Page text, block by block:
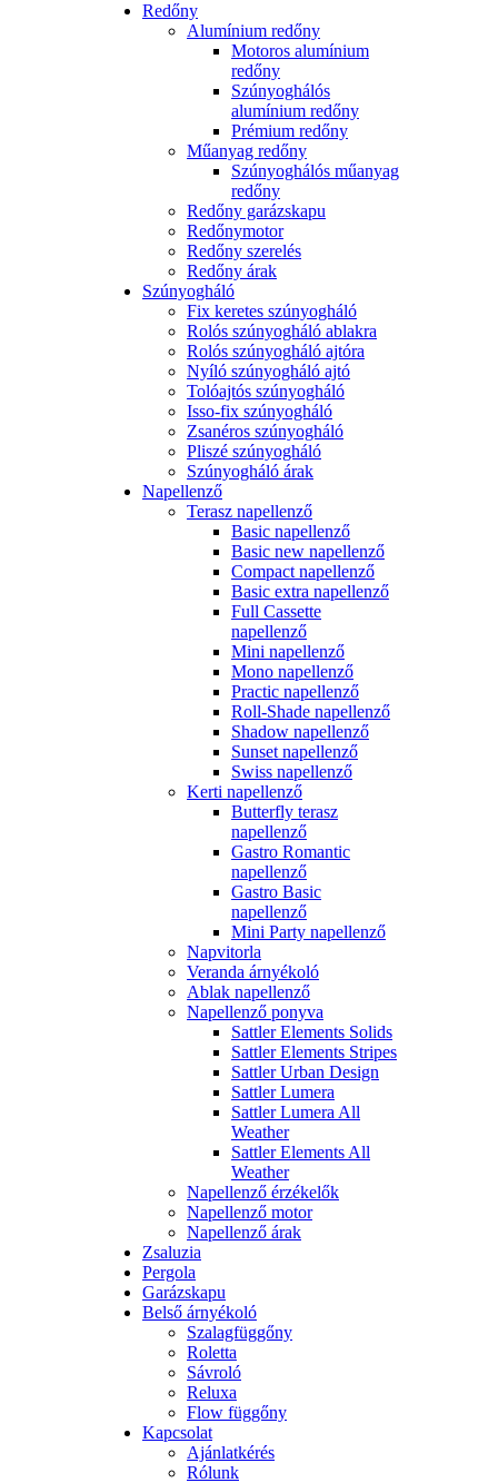
Redőny
Alumínium redőny
Motoros alumínium
redőny
Szúnyoghálós
alumínium redőny
Prémium redőny
Műanyag redőny
Szúnyoghálós műanyag
redőny
Redőny garázskapu
Redőnymotor
Redőny szerelés
Redőny árak
Szúnyogháló
Fix keretes szúnyogháló
Rolós szúnyogháló ablakra
Rolós szúnyogháló ajtóra
Nyíló szúnyogháló ajtó
Tolóajtós szúnyogháló
Isso-fix szúnyogháló
Zsanéros szúnyogháló
Pliszé szúnyogháló
Szúnyogháló árak
Napellenző
Terasz napellenző
Basic napellenző
Basic new napellenző
Compact napellenző
Basic extra napellenző
Full Cassette
napellenző
Mini napellenző
Mono napellenző
Practic napellenző
Roll-Shade napellenző
Shadow napellenző
Sunset napellenző
Swiss napellenző
Kerti napellenző
Butterfly terasz
napellenző
Gastro Romantic
napellenző
Gastro Basic
napellenző
Mini Party napellenző
Napvitorla
Veranda árnyékoló
Ablak napellenző
Napellenző ponyva
Sattler Elements Solids
Sattler Elements Stripes
Sattler Urban Design
Sattler Lumera
Sattler Lumera All
Weather
Sattler Elements All
Weather
Napellenző érzékelők
Napellenző motor
Napellenző árak
Zsaluzia
Pergola
Garázskapu
Belső árnyékoló
Szalagfüggőny
Roletta
Sávroló
Reluxa
Flow függőny
Kapcsolat
Ajánlatkérés
Rólunk